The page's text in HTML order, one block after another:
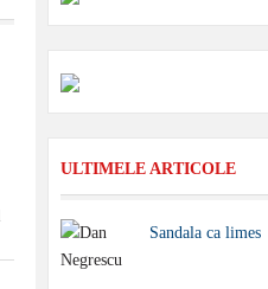
ULTIMELE ARTICOLE
Sandala ca limes